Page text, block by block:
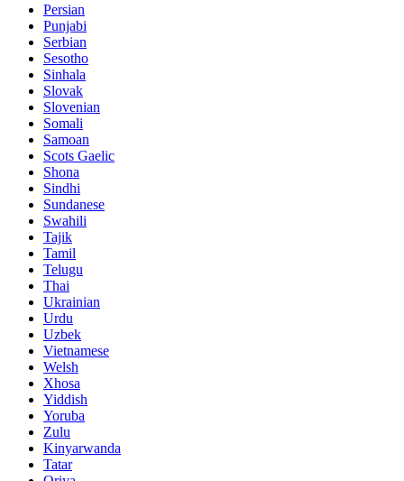
Persian
Punjabi
Serbian
Sesotho
Sinhala
Slovak
Slovenian
Somali
Samoan
Scots Gaelic
Shona
Sindhi
Sundanese
Swahili
Tajik
Tamil
Telugu
Thai
Ukrainian
Urdu
Uzbek
Vietnamese
Welsh
Xhosa
Yiddish
Yoruba
Zulu
Kinyarwanda
Tatar